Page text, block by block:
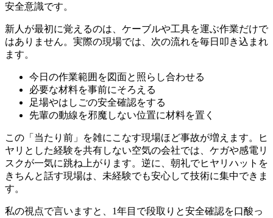
安全意識です。
新人が最初に覚えるのは、ケーブルや工具を運ぶ作業だけで
はありません。実際の現場では、次の流れを毎日叩き込まれ
ます。
今日の作業範囲を図面と照らし合わせる
必要な材料を事前にそろえる
足場やはしごの安全確認をする
先輩の動線を邪魔しない位置に材料を置く
この「当たり前」を雑にこなす現場ほど事故が増えます。ヒ
ヤリとした経験を共有しない空気の会社では、ケガや感電リ
スクが一気に跳ね上がります。逆に、朝礼でヒヤリハットを
きちんと話す現場は、未経験でも安心して技術に集中できま
す。
私の視点で言いますと、1年目で段取りと安全確認を口酸っ